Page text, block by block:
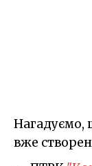
Нагадуємо,
вже